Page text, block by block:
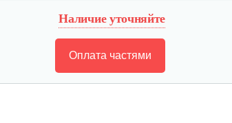
Наличие уточняйте
Оплата частями